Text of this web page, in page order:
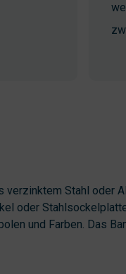
Stahl oder
oder
und Farben. Das